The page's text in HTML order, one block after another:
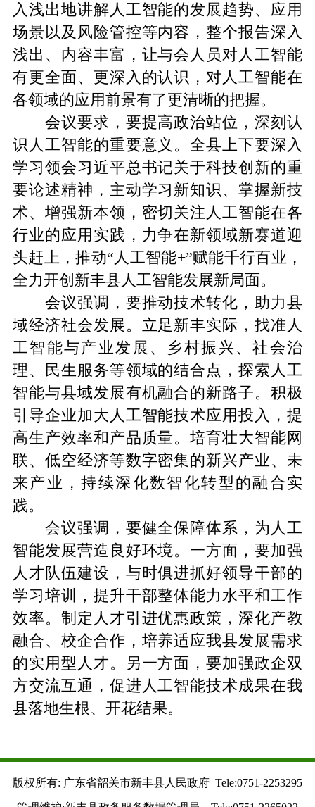
入浅出地讲解人工智能的发展趋势、应用
场景以及风险管控等内容，整个报告深入
浅出、内容丰富，让与会人员对人工智能
有更全面、更深入的认识，对人工智能在
各领域的应用前景有了更清晰的把握。
会议要求，要提高政治站位，深刻认
识人工智能的重要意义。全县上下要深入
学习领会习近平总书记关于科技创新的重
要论述精神，主动学习新知识、掌握新技
术、增强新本领，密切关注人工智能在各
行业的应用实践，力争在新领域新赛道迎
头赶上，推动“人工智能+”赋能千行百业，
全力开创新丰县人工智能发展新局面。
会议强调，要推动技术转化，助力县
域经济社会发展。立足新丰实际，找准人
工智能与产业发展、乡村振兴、社会治
理、民生服务等领域的结合点，探索人工
智能与县域发展有机融合的新路子。积极
引导企业加大人工智能技术应用投入，提
高生产效率和产品质量。培育壮大智能网
联、低空经济等数字密集的新兴产业、未
来产业，持续深化数智化转型的融合实
践。
会议强调，要健全保障体系，为人工
智能发展营造良好环境。一方面，要加强
人才队伍建设，与时俱进抓好领导干部的
学习培训，提升干部整体能力水平和工作
效率。制定人才引进优惠政策，深化产教
融合、校企合作，培养适应我县发展需求
的实用型人才。另一方面，要加强政企双
方交流互通，促进人工智能技术成果在我
县落地生根、开花结果。
版权所有: 广东省韶关市新丰县人民政府 Tele:0751-2253295